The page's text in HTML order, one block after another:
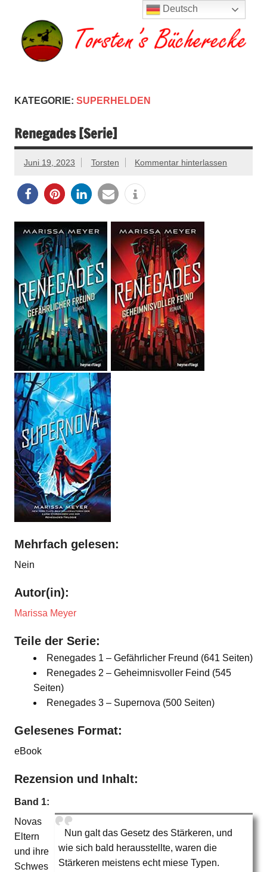
springen
KATEGORIE: SUPERHELDEN
Renegades [Serie]
Juni 19, 2023 Torsten Kommentar hinterlassen
Mehrfach gelesen:
Nein
Autor(in):
Marissa Meyer
Teile der Serie:
Renegades 1 – Gefährlicher Freund (641 Seiten)
Renegades 2 – Geheimnisvoller Feind (545
Seiten)
Renegades 3 – Supernova (500 Seiten)
Gelesenes Format:
eBook
Rezension und Inhalt:
Band 1:
Nun galt das Gesetz des Stärkeren, und
wie sich bald herausstellte, waren die
Stärkeren meistens echt miese Typen.
Novas
Eltern
und ihre
Schwes
Deutsch